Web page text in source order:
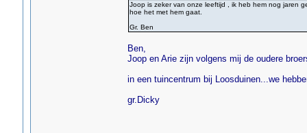
Joop is zeker van onze leeftijd , ik heb hem nog jaren
hoe het met hem gaat.
Gr. Ben
Ben,
Joop en Arie zijn volgens mij de oudere
in een tuincentrum bij Loosduinen...we
gr.Dicky